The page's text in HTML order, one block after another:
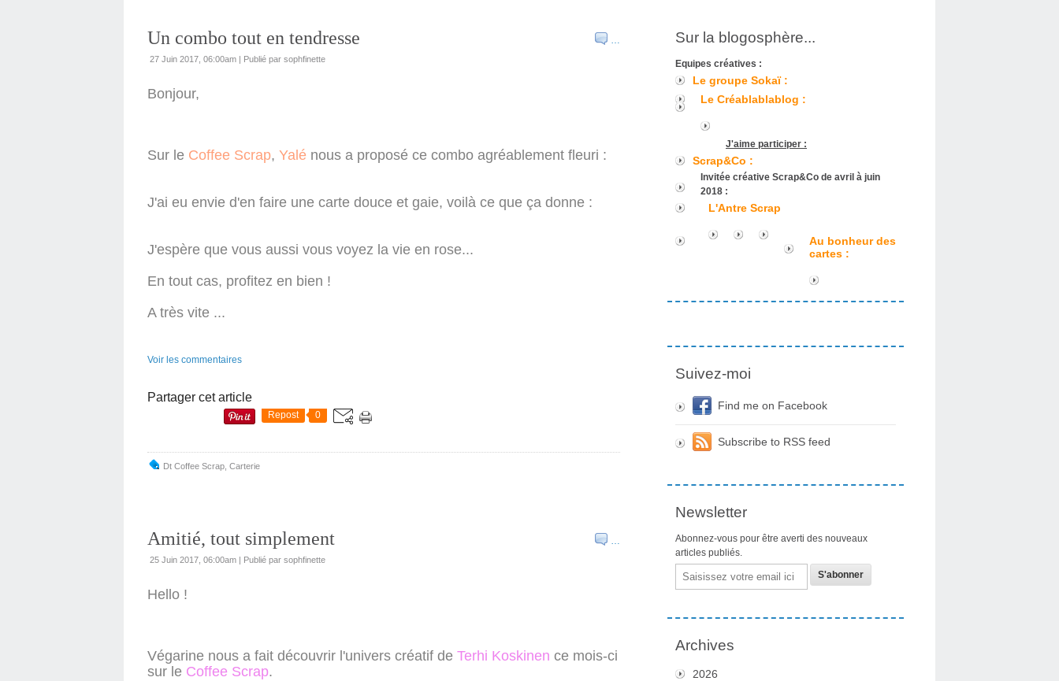
…
Un combo tout en tendresse
27 Juin 2017, 06:00am | Publié par sophfinette
Bonjour,
Sur le Coffee Scrap, Yalé nous a proposé ce combo agréablement fleuri :
J'ai eu envie d'en faire une carte douce et gaie, voilà ce que ça donne :
J'espère que vous aussi vous voyez la vie en rose...
En tout cas, profitez en bien !
A très vite ...
Voir les commentaires
Partager cet article
Repost 0
Dt Coffee Scrap Carterie
…
Amitié, tout simplement
25 Juin 2017, 06:00am | Publié par sophfinette
Hello !
Végarine nous a fait découvrir l'univers créatif de Terhi Koskinen ce mois-ci
sur le Coffee Scrap.
Sur la blogosphère...
Equipes créatives :
Le groupe Sokaï :
Le Créablablablog :
J'aime participer :
Scrap&Co :
Invitée créative Scrap&Co de avril à juin
2018 :
L'Antre Scrap
Au bonheur des
cartes :
Suivez-moi
Find me on Facebook
Subscribe to RSS feed
Newsletter
Abonnez-vous pour être averti des nouveaux
articles publiés.
Email
Archives
2026